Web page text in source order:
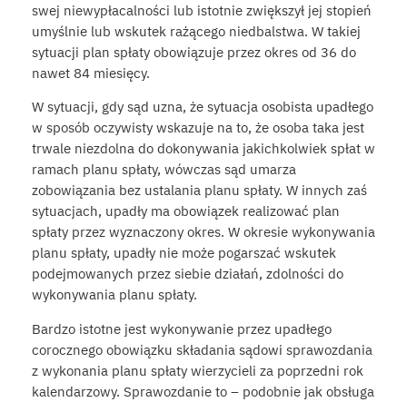
swej niewypłacalności lub istotnie zwiększył jej stopień
umyślnie lub wskutek rażącego niedbalstwa. W takiej
sytuacji plan spłaty obowiązuje przez okres od 36 do
nawet 84 miesięcy.
W sytuacji, gdy sąd uzna, że sytuacja osobista upadłego
w sposób oczywisty wskazuje na to, że osoba taka jest
trwale niezdolna do dokonywania jakichkolwiek spłat w
ramach planu spłaty, wówczas sąd umarza
zobowiązania bez ustalania planu spłaty. W innych zaś
sytuacjach, upadły ma obowiązek realizować plan
spłaty przez wyznaczony okres. W okresie wykonywania
planu spłaty, upadły nie może pogarszać wskutek
podejmowanych przez siebie działań, zdolności do
wykonywania planu spłaty.
Bardzo istotne jest wykonywanie przez upadłego
corocznego obowiązku składania sądowi sprawozdania
z wykonania planu spłaty wierzycieli za poprzedni rok
kalendarzowy. Sprawozdanie to – podobnie jak obsługa